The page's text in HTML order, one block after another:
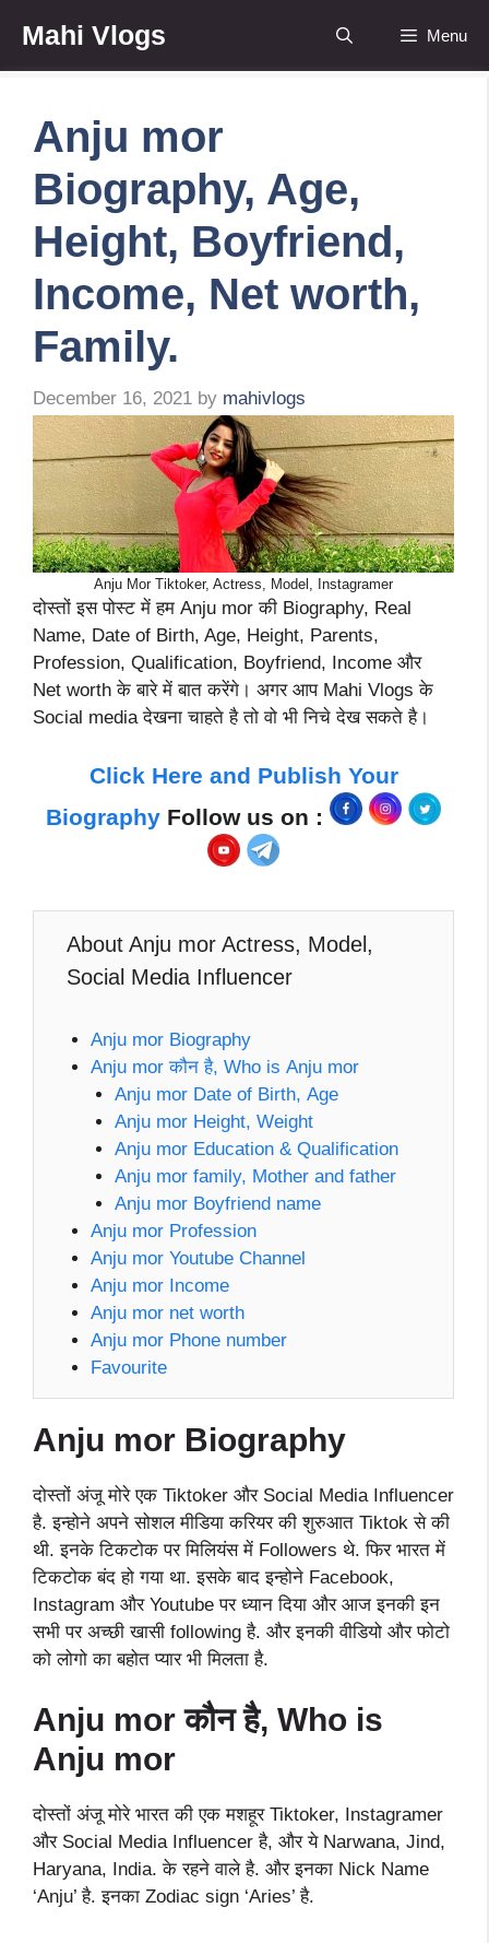
content
Mahi Vlogs Menu
Anju mor
Biography, Age,
Height, Boyfriend,
Income, Net worth,
Family.
December 16, 2021 by mahivlogs
Anju Mor Tiktoker, Actress, Model, Instagramer
दोस्तों इस पोस्ट में हम Anju mor की Biography, Real
Name, Date of Birth, Age, Height, Parents,
Profession, Qualification, Boyfriend, Income और
Net worth के बारे में बात करेंगे। अगर आप Mahi Vlogs के
Social media देखना चाहते है तो वो भी निचे देख सकते है।
Click Here and Publish Your
Biography Follow us on :
About Anju mor Actress, Model,
Social Media Influencer
Anju mor Biography
Anju mor कौन है, Who is Anju mor
Anju mor Date of Birth, Age
Anju mor Height, Weight
Anju mor Education & Qualification
Anju mor family, Mother and father
Anju mor Boyfriend name
Anju mor Profession
Anju mor Youtube Channel
Anju mor Income
Anju mor net worth
Anju mor Phone number
Favourite
Anju mor Biography
दोस्तों अंजू मोरे एक Tiktoker और Social Media Influencer
है. इन्होने अपने सोशल मीडिया करियर की शुरुआत Tiktok से की
थी. इनके टिकटोक पर मिलियंस में Followers थे. फिर भारत में
टिकटोक बंद हो गया था. इसके बाद इन्होने Facebook,
Instagram और Youtube पर ध्यान दिया और आज इनकी इन
सभी पर अच्छी खासी following है. और इनकी वीडियो और फोटो
को लोगो का बहोत प्यार भी मिलता है.
Anju mor कौन है, Who is
Anju mor
दोस्तों अंजू मोरे भारत की एक मशहूर Tiktoker, Instagramer
और Social Media Influencer है, और ये Narwana, Jind,
Haryana, India. के रहने वाले है. और इनका Nick Name
‘Anju’ है. इनका Zodiac sign ‘Aries’ है.